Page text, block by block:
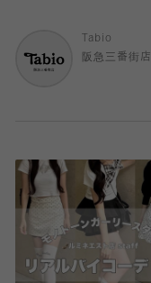
Tabio
阪急三番街店